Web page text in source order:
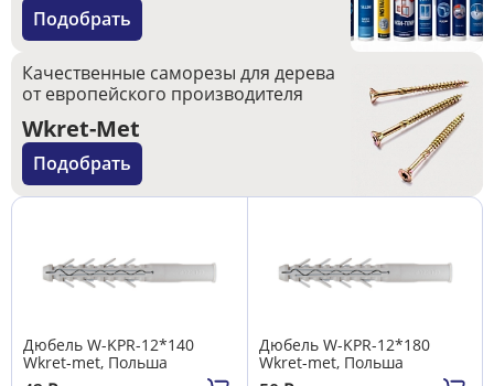
Подобрать
Качественные саморезы для дерева
от европейского производителя
Wkret-Met
Подобрать
Дюбель W-KРR-12*140
Wkret-met, Польша
Дюбель W-KРR-12*180
Wkret-met, Польша